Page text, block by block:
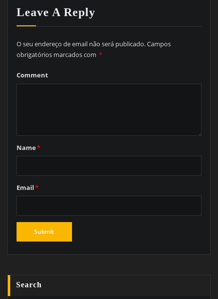
Leave A Reply
O seu endereço de email não será publicado.Campos
obrigatórios marcados com *
Comment
Name*
Email*
Search